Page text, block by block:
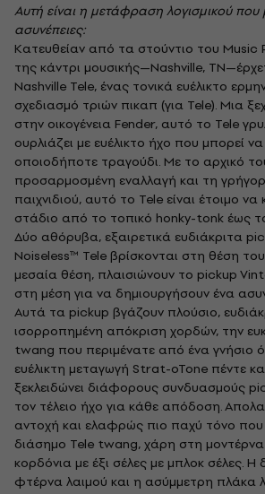
Αυτή είναι η μετάφραση λογισμικού που
ασυνέπειες:
Κατευθείαν από τα στούντιο του
της κάντρι μουσικής—Nashville,
Nashville Tele, ένας τονικά ευέλικτο
σχεδιασμό τριών πικαπ (για Tele). Μια
στην οικογένεια Fender, αυτό το Tele
ουρλιάζει με ευέλικτο ήχο που μπορεί να
οποιοδήποτε τραγούδι. Με το αρχικό
προσαρμοσμένη εναλλαγή και τη
παιχνιδιού, αυτό το Tele είναι έτοιμο
στάδιο από το τοπικό honky-tonk έως
Δύο αθόρυβα, εξαιρετικά ευδιάκριτα
Noiseless™ Tele βρίσκονται στη θέση
μεσαία θέση, πλαισιώνουν το pickup
στη μέση για να δημιουργήσουν ένα
Αυτά τα pickup βγάζουν πλούσιο,
ισορροπημένη απόκριση χορδών, την
twang που περιμένατε από ένα γνήσιο
ευέλικτη μεταγωγή Strat-oTone πέντε
ξεκλειδώνει διάφορους συνδυασμούς
τον τέλειο ήχο για κάθε απόδοση.
αντοχή και ελαφρώς πιο παχύ τόνο
διάσημο Tele twang, χάρη στη
κορδόνια με έξι σέλες με μπλοκ σέλες.
φτέρνα λαιμού και η ασύμμετρη πλάκα